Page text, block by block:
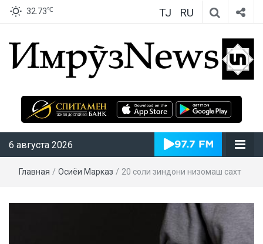
32.73℃ TJ RU
ИмрӯзNews
6 августа 2026
Главная / Осиёи Марказӣ / 20 соли зиндони низомаш сахт